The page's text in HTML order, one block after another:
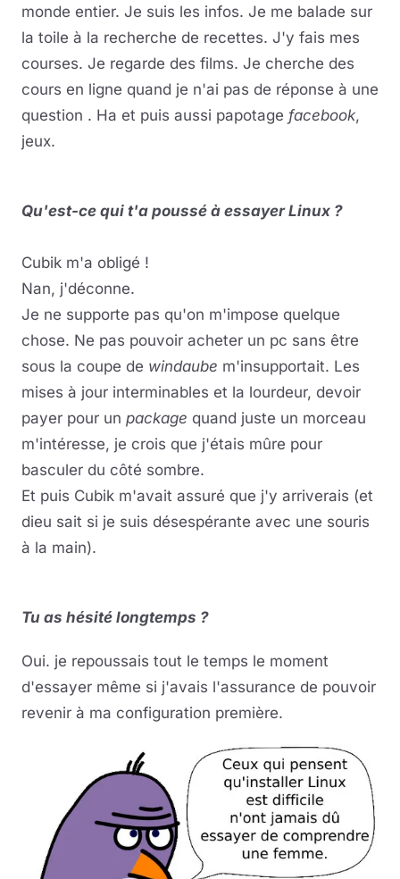
monde entier. Je suis les infos. Je me balade sur
la toile à la recherche de recettes. J'y fais mes
courses. Je regarde des films. Je cherche des
cours en ligne quand je n'ai pas de réponse à une
question . Ha et puis aussi papotage facebook,
jeux.
Qu'est-ce qui t'a poussé à essayer Linux ?
Cubik m'a obligé !
Nan, j'déconne.
Je ne supporte pas qu'on m'impose quelque
chose. Ne pas pouvoir acheter un pc sans être
sous la coupe de windaube m'insupportait. Les
mises à jour interminables et la lourdeur, devoir
payer pour un package quand juste un morceau
m'intéresse, je crois que j'étais mûre pour
basculer du côté sombre.
Et puis Cubik m'avait assuré que j'y arriverais (et
dieu sait si je suis désespérante avec une souris
à la main).
Tu as hésité longtemps ?
Oui. je repoussais tout le temps le moment
d'essayer même si j'avais l'assurance de pouvoir
revenir à ma configuration première.